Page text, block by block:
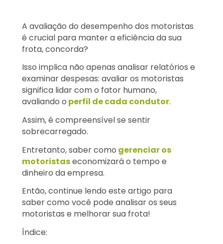
A avaliação do desempenho dos motoristas
é crucial para manter a eficiência da sua
frota, concorda?
Isso implica não apenas analisar relatórios e
examinar despesas: avaliar os motoristas
significa lidar com o fator humano,
avaliando o perfil de cada condutor.
Assim, é compreensível se sentir
sobrecarregado.
Entretanto, saber como gerenciar os
motoristaseconomizará o tempo e
dinheiro da empresa.
Então, continue lendo este artigo para
saber como você pode analisar os seus
motoristas e melhorar sua frota!
Índice: